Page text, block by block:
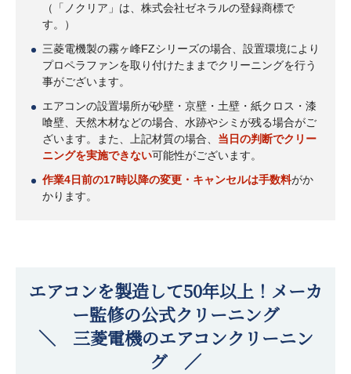
（「ノクリア」は、株式会社ゼネラルの登録商標で
す。）
三菱電機製の霧ヶ峰FZシリーズの場合、設置環境により
プロペラファンを取り付けたままでクリーニングを行う
事がございます。
エアコンの設置場所が砂壁・京壁・土壁・紙クロス・漆
喰壁、天然木材などの場合、水跡やシミが残る場合がご
ざいます。また、上記材質の場合、 当日の判断でクリー
ニングを実施できない可能性がございます。
作業4日前の17時以降の変更・キャンセルは手数料がか
かります。
エアコンを製造して50年以上！メーカ
ー監修の公式クリーニング
＼ 三菱電機のエアコンクリーニン
グ ／